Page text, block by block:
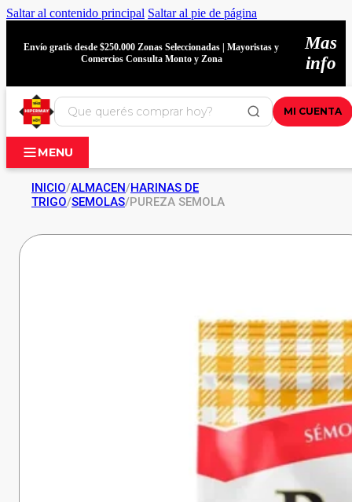
Saltar al contenido principal Saltar al pie de página
Envío gratis desde $250.000 Zonas Seleccionadas | Mayoristas y
Comercios Consulta Monto y Zona
Mas
info
MI CUENTA
MENU
INICIO/ALMACEN/HARINAS DE
TRIGO/SEMOLAS/PUREZA SEMOLA